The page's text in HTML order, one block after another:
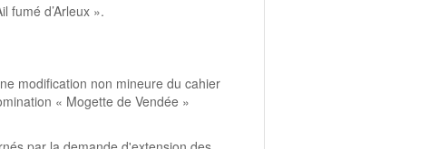
fumé d’Arleux ».
modification non mineure du cahier
« Mogette de Vendée »